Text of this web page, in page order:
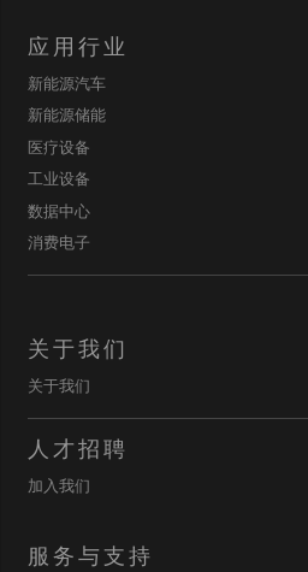
应用行业
新能源汽车
新能源储能
医疗设备
工业设备
数据中心
消费电子
关于我们
关于我们
人才招聘
加入我们
服务与支持